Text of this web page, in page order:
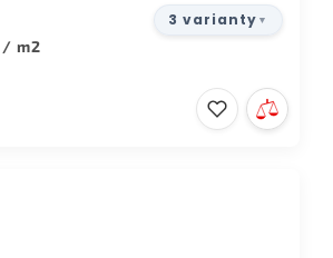
/ m2
3 varianty